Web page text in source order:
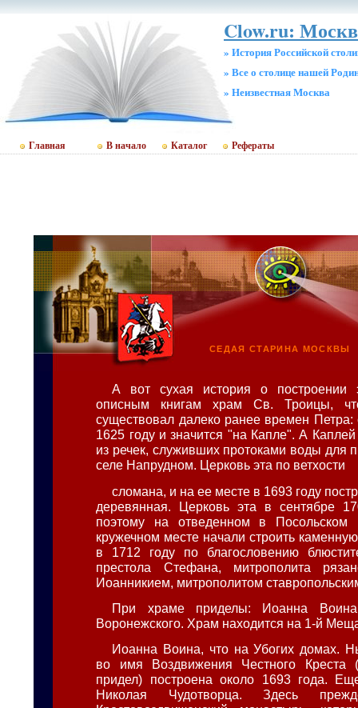
Clow.ru:
» История Российской
» Все о столице нашей
» Неизвестная Москва
Главная В начало Каталог Рефераты
СЕДАЯ СТАРИНА МОСКВЫ
А вот сухая история о построении
описным книгам храм Св. Троицы,
существовал далеко ранее времен Петра:
1625 году и значится "на Капле". А
из речек, служивших протоками воды для
селе Напрудном. Церковь эта по ветхости
сломана, и на ее месте в 1693 году
деревянная. Церковь эта в сентябре
поэтому на отведенном в Посольском
кружечном месте начали строить
в 1712 году по благословению
престола Стефана, митрополита
Иоанникием, митрополитом
При храме приделы: Иоанна
Воронежского. Храм находится на 1-й
Иоанна Воина, что на Убогих домах.
во имя Воздвижения Честного
придел) построена около 1693 года.
Николая Чудотворца. Здесь